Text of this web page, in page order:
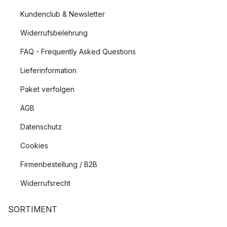
Kundenclub & Newsletter
Widerrufsbelehrung
FAQ - Frequently Asked Questions
Lieferinformation
Paket verfolgen
AGB
Datenschutz
Cookies
Firmenbestellung / B2B
Widerrufsrecht
SORTIMENT